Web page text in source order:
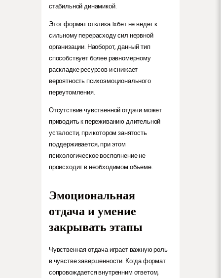
стабильной динамикой.
Этот формат отклика 1хбет не ведет к
сильному перерасходу сил нервной
организации. Наоборот, данный тип
способствует более равномерному
раскладке ресурсов и снижает
вероятность психоэмоционального
переутомления.
Отсутствие чувственной отдачи может
приводить к переживанию длительной
усталости, при котором занятость
поддерживается, при этом
психологическое восполнение не
происходит в необходимом объеме.
Эмоциональная
отдача и умение
закрывать этапы
Чувственная отдача играет важную роль
в чувстве завершенности. Когда формат
сопровождается внутренним ответом,